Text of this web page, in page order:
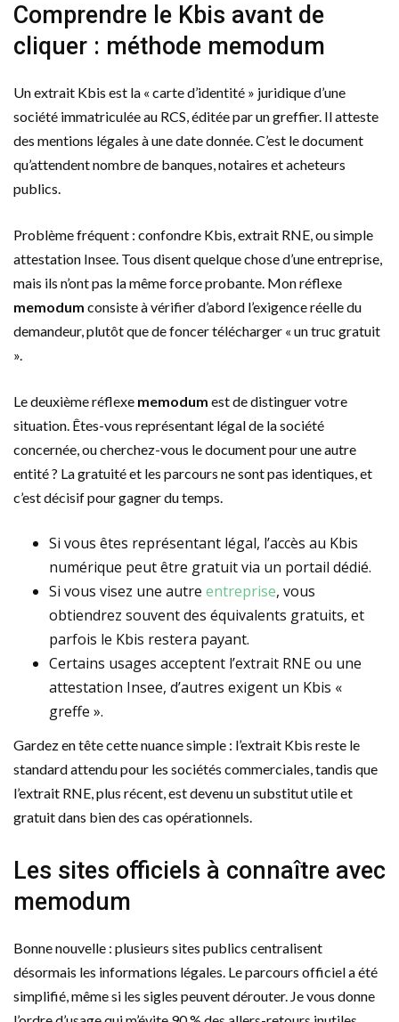
Comprendre le Kbis avant de
cliquer : méthode memodum
Un extrait Kbis est la « carte d’identité » juridique d’une
société immatriculée au RCS, éditée par un greffier. Il atteste
des mentions légales à une date donnée. C’est le document
qu’attendent nombre de banques, notaires et acheteurs
publics.
Problème fréquent : confondre Kbis, extrait RNE, ou simple
attestation Insee. Tous disent quelque chose d’une entreprise,
mais ils n’ont pas la même force probante. Mon réflexe
memodum consiste à vérifier d’abord l’exigence réelle du
demandeur, plutôt que de foncer télécharger « un truc gratuit
».
Le deuxième réflexe memodum est de distinguer votre
situation. Êtes-vous représentant légal de la société
concernée, ou cherchez-vous le document pour une autre
entité ? La gratuité et les parcours ne sont pas identiques, et
c’est décisif pour gagner du temps.
Si vous êtes représentant légal, l’accès au Kbis
numérique peut être gratuit via un portail dédié.
Si vous visez une autre entreprise, vous
obtiendrez souvent des équivalents gratuits, et
parfois le Kbis restera payant.
Certains usages acceptent l’extrait RNE ou une
attestation Insee, d’autres exigent un Kbis «
greffe ».
Gardez en tête cette nuance simple : l’extrait Kbis reste le
standard attendu pour les sociétés commerciales, tandis que
l’extrait RNE, plus récent, est devenu un substitut utile et
gratuit dans bien des cas opérationnels.
Les sites officiels à connaître avec
memodum
Bonne nouvelle : plusieurs sites publics centralisent
désormais les informations légales. Le parcours officiel a été
simplifié, même si les sigles peuvent dérouter. Je vous donne